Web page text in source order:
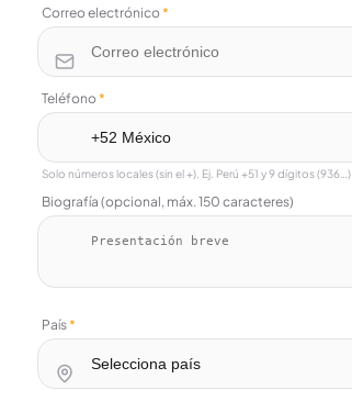
Correo electrónico *
Teléfono *
Solo números locales (sin el +). Ej. Perú +51 y 9 dígitos (936…).
Biografía (opcional, máx. 150 caracteres)
País*